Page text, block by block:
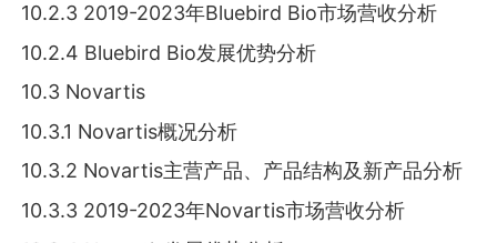
10.2.3 2019-2023年Bluebird Bio市场营收分析
10.2.4 Bluebird Bio发展优势分析
10.3 Novartis
10.3.1 Novartis概况分析
10.3.2 Novartis主营产品、产品结构及新产品分析
10.3.3 2019-2023年Novartis市场营收分析